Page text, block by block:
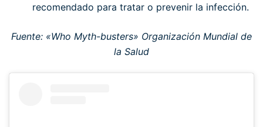
recomendado para tratar o prevenir la infección.
Fuente: «Who Myth-busters» Organización Mundial de
la Salud